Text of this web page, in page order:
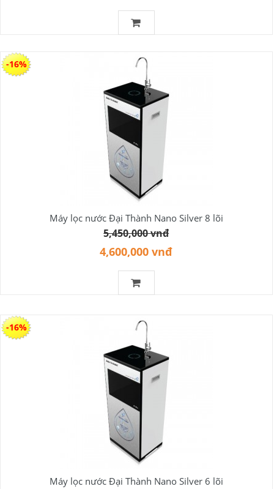
Máy lọc nước Đại Thành Nano Silver 8 lõi
5,450,000 vnđ
4,600,000 vnđ
-16%
Máy lọc nước Đại Thành Nano Silver 6 lõi
-16%